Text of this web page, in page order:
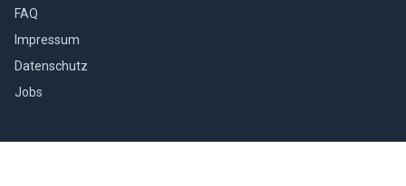
FAQ
Impressum
Datenschutz
Jobs